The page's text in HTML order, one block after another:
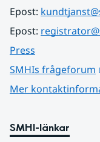
Epost:
Epost:
Press
SMHIs frågeforum
Mer
SMHI-länkar